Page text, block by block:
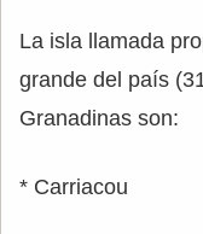
La isla llamada
grande del país
Granadinas son:
* Carriacou